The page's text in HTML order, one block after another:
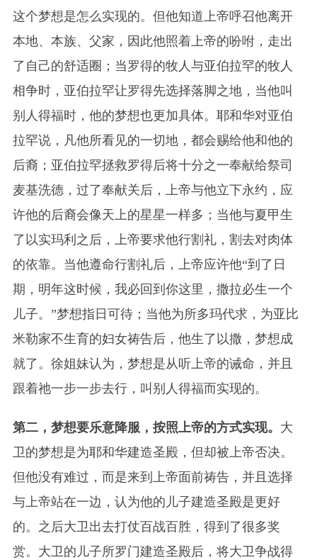
这个梦想是怎么实现的。但他知道上帝呼召他离开
本地、本族、父家，因此他照着上帝的吩咐，走出
了自己的舒适圈；当罗得的牧人与亚伯拉罕的牧人
相争时，亚伯拉罕让罗得先选择落脚之地，当他叫
别人得福时，他的梦想也更加具体。耶和华对亚伯
拉罕说，凡他所看见的一切地，都会赐给他和他的
后裔；亚伯拉罕拯救罗得后将十分之一奉献给祭司
麦基洗德，过了奉献关后，上帝与他立下永约，应
许他的后裔会像天上的星星一样多；当他与夏甲生
了以实玛利之后，上帝要求他行割礼，割去对肉体
的依靠。当他遵命行割礼后，上帝应许他“到了日
期，明年这时候，我必回到你这里，撒拉必生一个
儿子。”梦想指日可待；当他为所多玛代求，为亚比
米勒家不生育的妇女祷告后，他生了以撒，梦想成
就了。徐姐妹认为，梦想是从听上帝的诫命，并且
跟着祂一步一步去行，叫别人得福而实现的。
第二，梦想要乐意降服，按照上帝的方式实现。 大
卫的梦想是为耶和华建造圣殿，但却被上帝否决。
但他没有难过，而是来到上帝面前祷告，并且选择
与上帝站在一边，认为他的儿子建造圣殿是更好
的。之后大卫出去打仗百战百胜，得到了很多奖
赏。大卫的儿子所罗门建造圣殿后，将大卫争战得